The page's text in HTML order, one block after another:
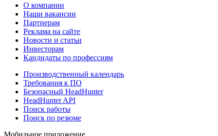
О компании
Наши вакансии
Партнерам
Реклама на сайте
Новости и статьи
Инвесторам
Кандидаты по профессиям
Производственный календарь
Требования к ПО
Безопасный HeadHunter
HeadHunter API
Поиск работы
Поиск по резюме
Мобильное приложение